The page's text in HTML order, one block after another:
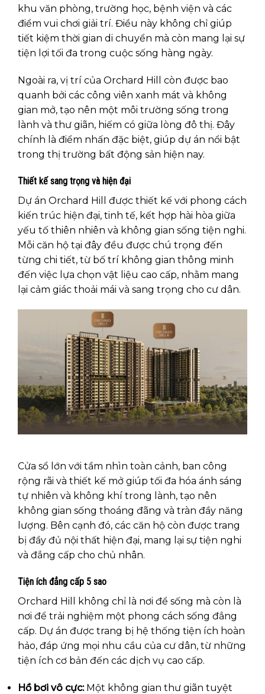
khu văn phòng, trường học, bệnh viện và các
điểm vui chơi giải trí. Điều này không chỉ giúp
tiết kiệm thời gian di chuyển mà còn mang lại sự
tiện lợi tối đa trong cuộc sống hàng ngày.
Ngoài ra, vị trí của Orchard Hill còn được bao
quanh bởi các công viên xanh mát và không
gian mở, tạo nên một môi trường sống trong
lành và thư giãn, hiếm có giữa lòng đô thị. Đây
chính là điểm nhấn đặc biệt, giúp dự án nổi bật
trong thị trường bất động sản hiện nay.
Thiết kế sang trọng và hiện đại
Dự án Orchard Hill được thiết kế với phong cách
kiến trúc hiện đại, tinh tế, kết hợp hài hòa giữa
yếu tố thiên nhiên và không gian sống tiện nghi.
Mỗi căn hộ tại đây đều được chú trọng đến
từng chi tiết, từ bố trí không gian thông minh
đến việc lựa chọn vật liệu cao cấp, nhằm mang
lại cảm giác thoải mái và sang trọng cho cư dân.
Cửa sổ lớn với tầm nhìn toàn cảnh, ban công
rộng rãi và thiết kế mở giúp tối đa hóa ánh sáng
tự nhiên và không khí trong lành, tạo nên
không gian sống thoáng đãng và tràn đầy năng
lượng. Bên cạnh đó, các căn hộ còn được trang
bị đầy đủ nội thất hiện đại, mang lại sự tiện nghi
và đẳng cấp cho chủ nhân.
Tiện ích đẳng cấp 5 sao
Orchard Hill không chỉ là nơi để sống mà còn là
nơi để trải nghiệm một phong cách sống đẳng
cấp. Dự án được trang bị hệ thống tiện ích hoàn
hảo, đáp ứng mọi nhu cầu của cư dân, từ những
tiện ích cơ bản đến các dịch vụ cao cấp.
Hồ bơi vô cực:Một không gian thư giãn tuyệt